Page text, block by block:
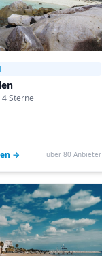
Sterne
→ über 80 Anbieter